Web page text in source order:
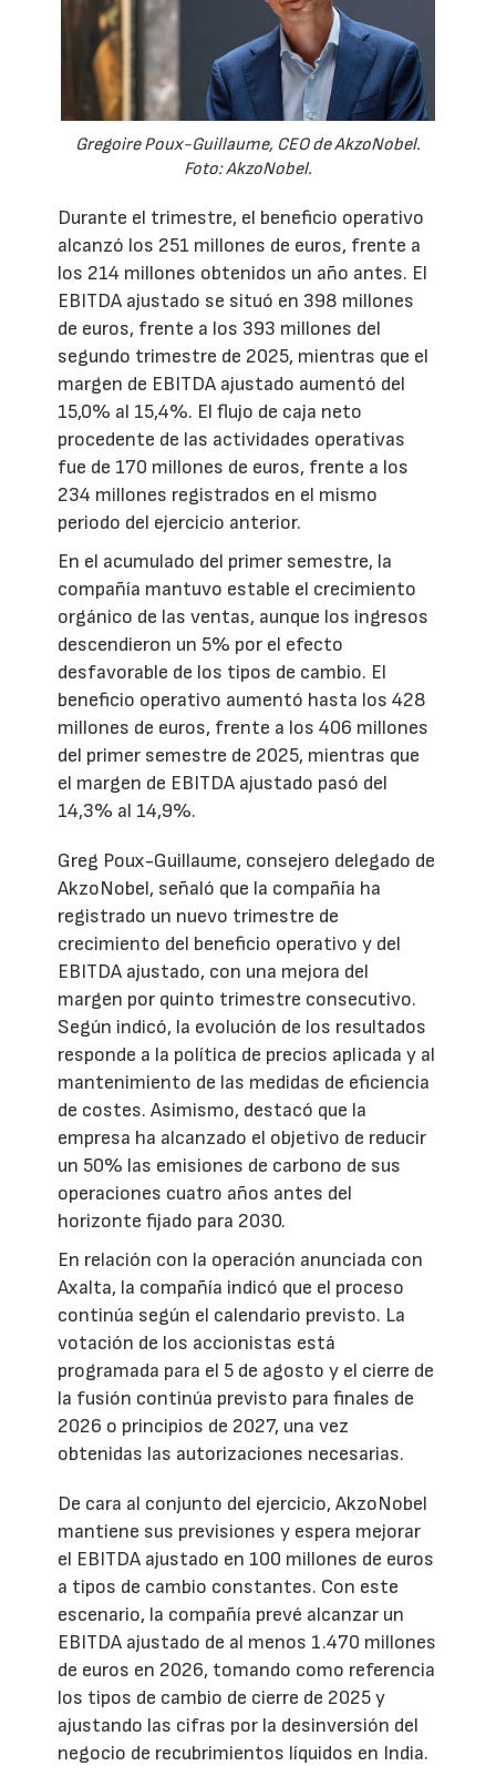
Gregoire Poux-Guillaume, CEO de AkzoNobel.
Foto: AkzoNobel.
Durante el trimestre, el beneficio operativo
alcanzó los 251 millones de euros, frente a
los 214 millones obtenidos un año antes. El
EBITDA ajustado se situó en 398 millones
de euros, frente a los 393 millones del
segundo trimestre de 2025, mientras que el
margen de EBITDA ajustado aumentó del
15,0% al 15,4%. El flujo de caja neto
procedente de las actividades operativas
fue de 170 millones de euros, frente a los
234 millones registrados en el mismo
periodo del ejercicio anterior.
En el acumulado del primer semestre, la
compañía mantuvo estable el crecimiento
orgánico de las ventas, aunque los ingresos
descendieron un 5% por el efecto
desfavorable de los tipos de cambio. El
beneficio operativo aumentó hasta los 428
millones de euros, frente a los 406 millones
del primer semestre de 2025, mientras que
el margen de EBITDA ajustado pasó del
14,3% al 14,9%.
Greg Poux-Guillaume, consejero delegado de
AkzoNobel, señaló que la compañía ha
registrado un nuevo trimestre de
crecimiento del beneficio operativo y del
EBITDA ajustado, con una mejora del
margen por quinto trimestre consecutivo.
Según indicó, la evolución de los resultados
responde a la política de precios aplicada y al
mantenimiento de las medidas de eficiencia
de costes. Asimismo, destacó que la
empresa ha alcanzado el objetivo de reducir
un 50% las emisiones de carbono de sus
operaciones cuatro años antes del
horizonte fijado para 2030.
En relación con la operación anunciada con
Axalta, la compañía indicó que el proceso
continúa según el calendario previsto. La
votación de los accionistas está
programada para el 5 de agosto y el cierre de
la fusión continúa previsto para finales de
2026 o principios de 2027, una vez
obtenidas las autorizaciones necesarias.
De cara al conjunto del ejercicio, AkzoNobel
mantiene sus previsiones y espera mejorar
el EBITDA ajustado en 100 millones de euros
a tipos de cambio constantes. Con este
escenario, la compañía prevé alcanzar un
EBITDA ajustado de al menos 1.470 millones
de euros en 2026, tomando como referencia
los tipos de cambio de cierre de 2025 y
ajustando las cifras por la desinversión del
negocio de recubrimientos líquidos en India.